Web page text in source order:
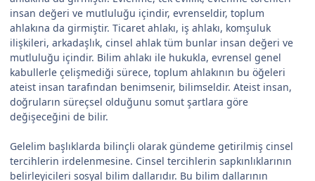
insan değeri ve mutluluğu içindir, evrenseldir, toplum
ahlakına da girmiştir. Ticaret ahlakı, iş ahlakı, komşuluk
ilişkileri, arkadaşlık, cinsel ahlak tüm bunlar insan değeri ve
mutluluğu içindir. Bilim ahlakı ile hukukla, evrensel genel
kabullerle çelişmediği sürece, toplum ahlakının bu öğeleri
ateist insan tarafından benimsenir, bilimseldir. Ateist insan,
doğruların süreçsel olduğunu somut şartlara göre
değişeceğini de bilir.
Gelelim başlıklarda bilinçli olarak gündeme getirilmiş cinsel
tercihlerin irdelenmesine. Cinsel tercihlerin sapkınlıklarının
belirleyicileri sosyal bilim dallarıdır. Bu bilim dallarının